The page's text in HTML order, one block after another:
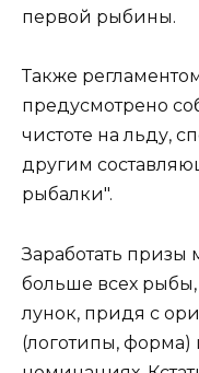
первой рыбины.
Также
предусмотрено
чистоте на льду,
другим
рыбалки".
Заработать призы
больше всех
лунок, придя с
(логотипы,